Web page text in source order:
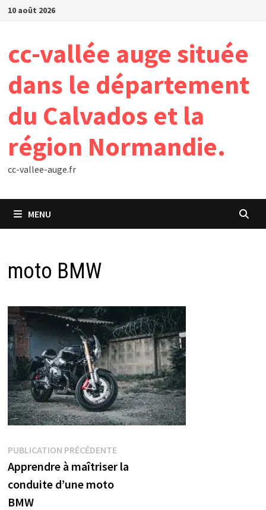
Passer
10 août 2026
cc-vallée auge située
dans le département
du Calvados et la
région Normandie.
cc-vallee-auge.fr
MENU
moto BMW
Navigation
de
l’article
PUBLICATION PRÉCÉDENTEPublication
précédente :
Apprendre à maîtriser la
conduite d’une moto
BMW